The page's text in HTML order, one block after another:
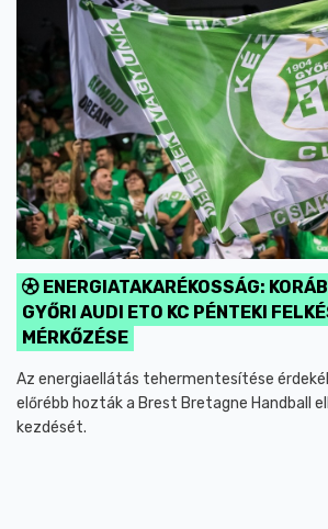
ENERGIATAKARÉKOSSÁG:
GYŐRI AUDI ETO KC PÉNTEKI
MÉRKŐZÉSE
Az energiaellátás tehermentesítése
előrébb hozták a Brest Bretagne Handball
kezdését.